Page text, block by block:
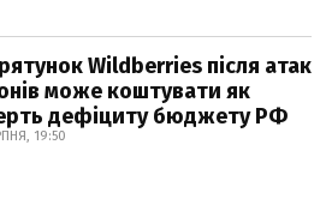
Wildberries після атак
може коштувати як
дефіциту бюджету РФ
19:50